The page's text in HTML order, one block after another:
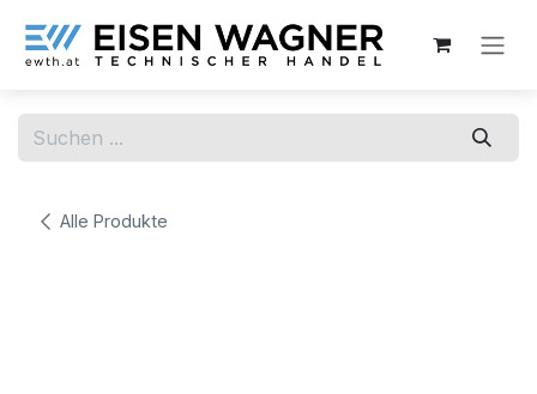
Alle Produkte